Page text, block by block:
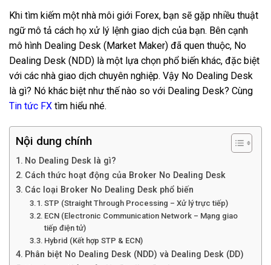
Khi tìm kiếm một nhà môi giới Forex, bạn sẽ gặp nhiều thuật
ngữ mô tả cách họ xử lý lệnh giao dịch của bạn. Bên cạnh
mô hình Dealing Desk (Market Maker) đã quen thuộc, No
Dealing Desk (NDD) là một lựa chọn phổ biến khác, đặc biệt
với các nhà giao dịch chuyên nghiệp. Vậy No Dealing Desk
là gì? Nó khác biệt như thế nào so với Dealing Desk? Cùng
Tin tức FX tìm hiểu nhé.
Nội dung chính
No Dealing Desk là gì?
Cách thức hoạt động của Broker No Dealing Desk
Các loại Broker No Dealing Desk phổ biến
STP (Straight Through Processing – Xử lý trực tiếp)
ECN (Electronic Communication Network – Mạng giao
tiếp điện tử)
Hybrid (Kết hợp STP & ECN)
Phân biệt No Dealing Desk (NDD) và Dealing Desk (DD)